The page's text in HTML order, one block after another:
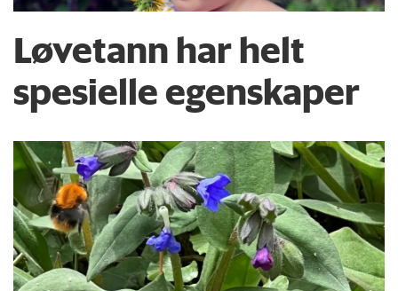
Løvetann har helt
spesielle egenskaper